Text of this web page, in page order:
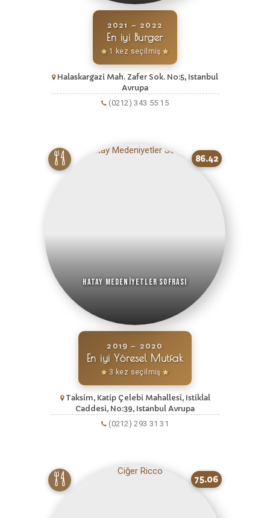
2021 – 2022
En iyi Burger
1 kez seçilmiş
Halaskargazi Mah. Zafer Sok. No:5, Istanbul
Avrupa
(0212) 343 55 15
86.42
Hatay Medeniyetler Sofrası
2019 – 2020
En iyi Yöresel Mutfak
3 kez seçilmiş
Taksim, Katip Çelebi Mahallesi, Istiklal
Caddesi, No:39, Istanbul Avrupa
(0212) 293 31 31
75.06